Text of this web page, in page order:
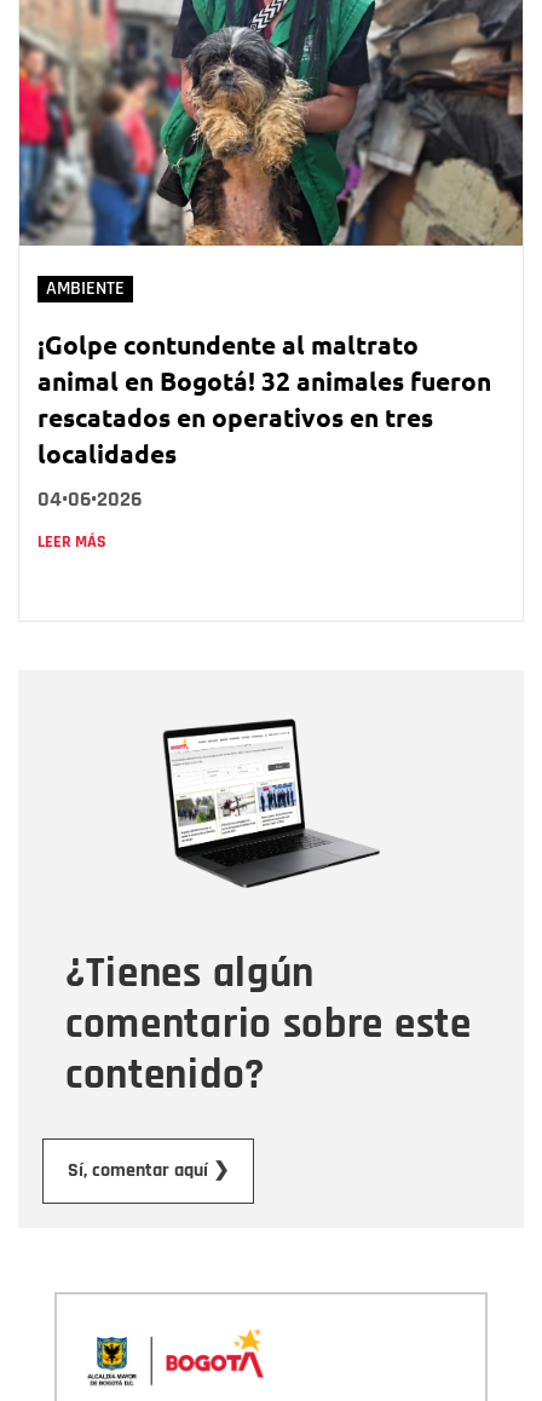
AMBIENTE
¡Golpe contundente al maltrato
animal en Bogotá! 32 animales fueron
rescatados en operativos en tres
localidades
04•06•2026
LEER MÁS
¿Tienes algún
comentario sobre este
contenido?
Sí, comentar aquí ❯
Correo electrónico
Tipo de comentario
Mensaje